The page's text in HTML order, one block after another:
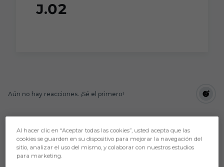
J.02
Aún no hay reacciones. ¡Sé el primero!
Al hacer clic en “Aceptar todas las cookies”, usted acepta que las
cookies se guarden en su dispositivo para mejorar la navegación del
sitio, analizar el uso del mismo, y colaborar con nuestros estudios
para marketing.